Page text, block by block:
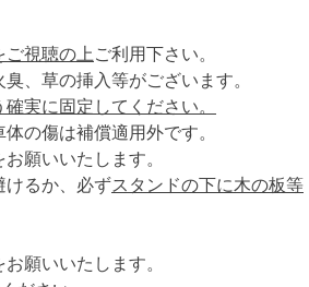
ご視聴の上 ご利用下さい。
、草の挿入等がございます。
確実に固定してください。
の傷は補償適用外です。
願いいたします。
けるか、必ずスタンドの下に木の板等
願いいたします。